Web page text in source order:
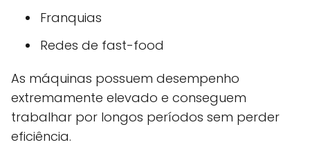
Franquias
Redes de fast-food
As máquinas possuem desempenho
extremamente elevado e conseguem
trabalhar por longos períodos sem perder
eficiência.